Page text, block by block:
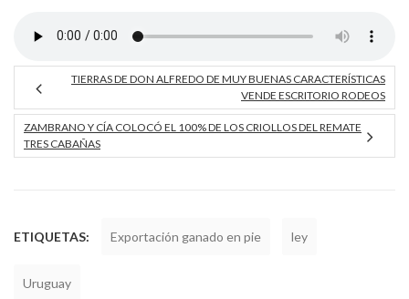
TIERRAS DE DON ALFREDO DE MUY BUENAS CARACTERÍSTICAS
VENDE ESCRITORIO RODEOS
ZAMBRANO Y CÍA COLOCÓ EL 100% DE LOS CRIOLLOS DEL REMATE
TRES CABAÑAS
ETIQUETAS: Exportación ganado en pie ley
Uruguay